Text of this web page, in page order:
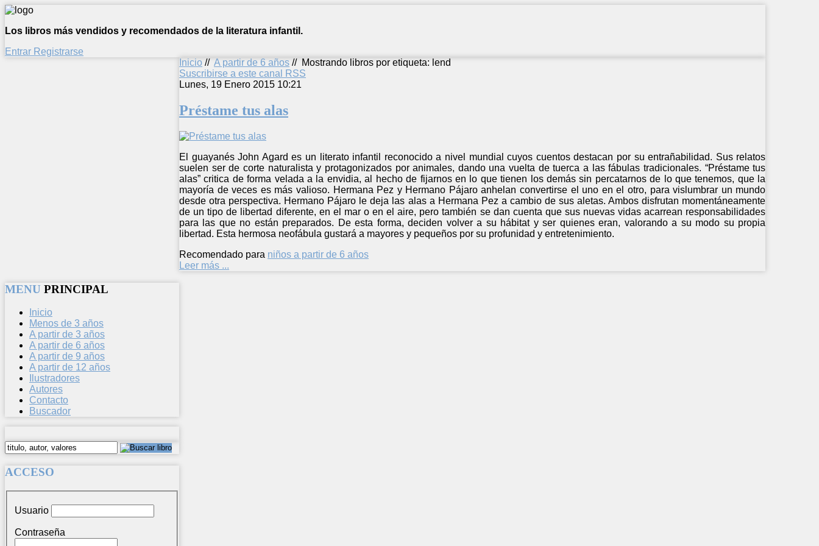
Los libros más vendidos y recomendados de la literatura infantil.
Entrar Registrarse
Inicio // A partir de 6 años // Mostrando libros por etiqueta: lend
Suscribirse a este canal RSS
Lunes, 19 Enero 2015 10:21
Préstame tus alas
El guayanés John Agard es un literato infantil reconocido a nivel mundial cuyos cuentos destacan por su entrañabilidad. Sus relatos
suelen ser de corte naturalista y protagonizados por animales, dando una vuelta de tuerca a las fábulas tradicionales. “Préstame tus
alas” critica de forma velada a la envidia, al hecho de fijarnos en lo que tienen los demás sin percatarnos de lo que tenemos, que la
mayoría de veces es más valioso. Hermana Pez y Hermano Pájaro anhelan convertirse el uno en el otro, para vislumbrar un mundo
desde otra perspectiva. Hermano Pájaro le deja las alas a Hermana Pez a cambio de sus aletas. Ambos disfrutan momentáneamente
de un tipo de libertad diferente, en el mar o en el aire, pero también se dan cuenta que sus nuevas vidas acarrean responsabilidades
para las que no están preparados. De esta forma, deciden volver a su hábitat y ser quienes eran, valorando a su modo su propia
libertad. Esta hermosa neofábula gustará a mayores y pequeños por su profunidad y entretenimiento.
Recomendado para niños a partir de 6 años
Leer más ...
MENU PRINCIPAL
Inicio
Menos de 3 años
A partir de 3 años
A partir de 6 años
A partir de 9 años
A partir de 12 años
Ilustradores
Autores
Contacto
Buscador
ACCESO
Usuario
Contraseña